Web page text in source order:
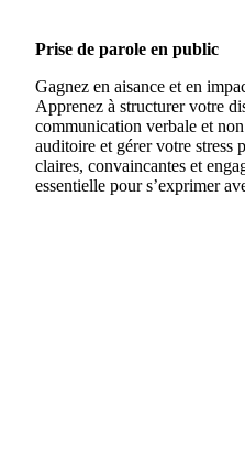
Prise de parole en public
Gagnez en aisance et en
Apprenez à structurer votre
communication verbale et
auditoire et gérer votre stress
claires, convaincantes et
essentielle pour s’exprimer